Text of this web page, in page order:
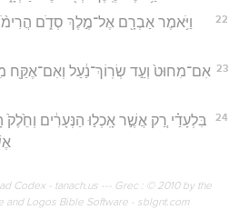
22
וַיֹּ֥אמֶר אַבְרָ֖ם אֶל־מֶ֣לֶךְ סְדֹ֑ם
23 אִם־מִחוּט֙ וְעַ֣ד שְׂרֽוֹךְ־נַ֔עַל וְאִם־אֶקַּ֖ח
24
בִּלְעָדַ֗י רַ֚ק אֲשֶׁ֣ר אָֽכְל֣וּ הַנְּעָרִ֔ים
Codex - tanach.us --- Grec : © 2010 by the
and Logos Bible Software - sblgnt.com